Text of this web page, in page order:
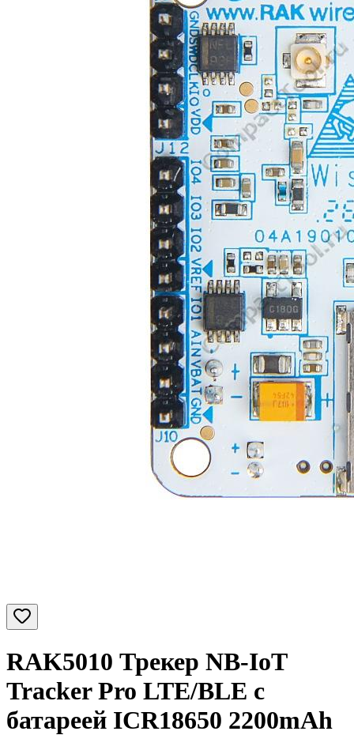
RAK5010 Трекер NB-IoT
Tracker Pro LTE/BLE с
батареей ICR18650 2200mAh